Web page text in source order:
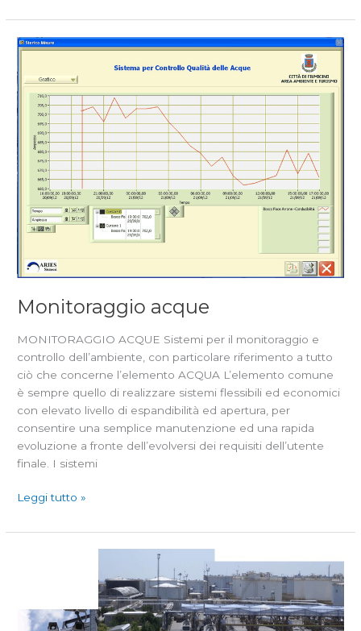
Monitoraggio acque
MONITORAGGIO ACQUE Sistemi per il monitoraggio e
controllo dell’ambiente, con particolare riferimento a tutto
ciò che concerne l’elemento ACQUA L’elemento comune
è sempre quello di realizzare sistemi flessibili ed economici
con elevato livello di espandibilità ed apertura, per
consentire una semplice manutenzione ed una rapida
evoluzione a fronte dell’evolversi dei requisiti dell’utente
finale. I sistemi
Monitoraggio
Leggi tutto »